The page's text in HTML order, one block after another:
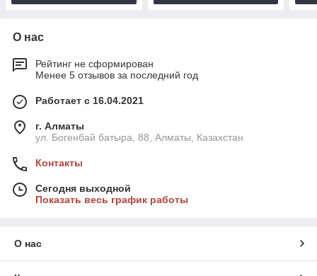
О нас
Рейтинг не сформирован
Менее 5 отзывов за последний год
Работает с 16.04.2021
г. Алматы
ул. Богенбай батыра, 88, Алматы, Казахстан
Контакты
Сегодня выходной
Показать весь график работы
О нас